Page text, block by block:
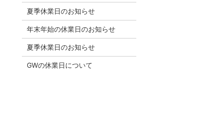
夏季休業日のお知らせ
年末年始の休業日のお知らせ
夏季休業日のお知らせ
GWの休業日について